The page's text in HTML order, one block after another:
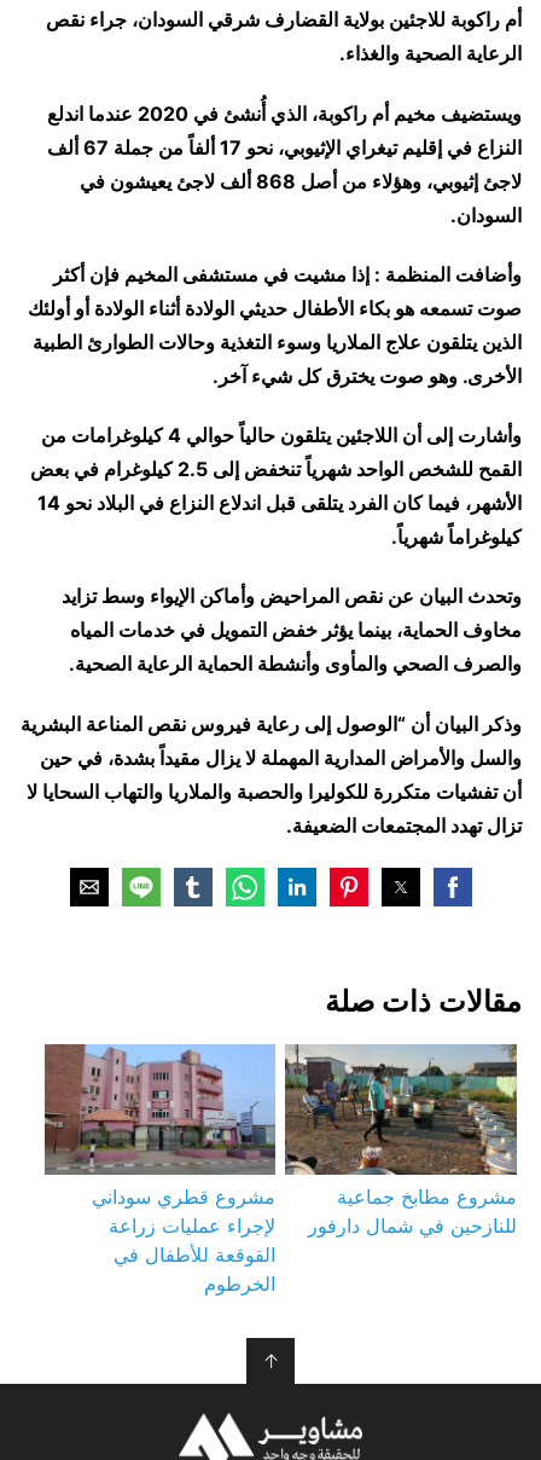
أم راكوبة للاجئين بولاية القضارف شرقي السودان، جراء نقص
الرعاية الصحية والغذاء.
ويستضيف مخيم أم راكوبة، الذي أُنشئ في 2020 عندما اندلع
النزاع في إقليم تيغراي الإثيوبي، نحو 17 ألفاً من جملة 67 ألف
لاجئ إثيوبي، وهؤلاء من أصل 868 ألف لاجئ يعيشون في
السودان.
وأضافت المنظمة : إذا مشيت في مستشفى المخيم فإن أكثر
صوت تسمعه هو بكاء الأطفال حديثي الولادة أثناء الولادة أو أولئك
الذين يتلقون علاج الملاريا وسوء التغذية وحالات الطوارئ الطبية
الأخرى. وهو صوت يخترق كل شيء آخر.
وأشارت إلى أن اللاجئين يتلقون حالياً حوالي 4 كيلوغرامات من
القمح للشخص الواحد شهرياً تنخفض إلى 2.5 كيلوغرام في بعض
الأشهر، فيما كان الفرد يتلقى قبل اندلاع النزاع في البلاد نحو 14
كيلوغراماً شهرياً.
وتحدث البيان عن نقص المراحيض وأماكن الإيواء وسط تزايد
مخاوف الحماية، بينما يؤثر خفض التمويل في خدمات المياه
والصرف الصحي والمأوى وأنشطة الحماية الرعاية الصحية.
وذكر البيان أن “الوصول إلى رعاية فيروس نقص المناعة البشرية
والسل والأمراض المدارية المهملة لا يزال مقيداً بشدة، في حين
أن تفشيات متكررة للكوليرا والحصبة والملاريا والتهاب السحايا لا
تزال تهدد المجتمعات الضعيفة.
مقالات ذات صلة
مشروع مطابخ جماعية
للنازحين في شمال دارفور
مشروع قطري سوداني
لإجراء عمليات زراعة
القوقعة للأطفال في
الخرطوم
↑